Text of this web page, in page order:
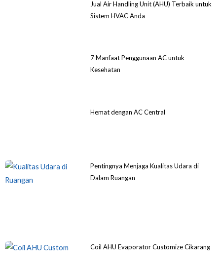
Jual Air Handling Unit (AHU) Terbaik untuk
Sistem HVAC Anda
7 Manfaat Penggunaan AC untuk
Kesehatan
Hemat dengan AC Central
Pentingnya Menjaga Kualitas Udara di
Dalam Ruangan
Coil AHU Evaporator Customize Cikarang